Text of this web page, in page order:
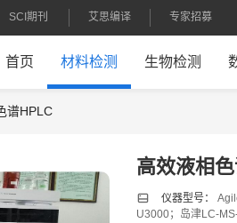
SCI期刊 艾思编译 专家招募
首页 材料检测 生物检测
谱HPLC
高效液相
仪器型号：
U3000；岛津LC-